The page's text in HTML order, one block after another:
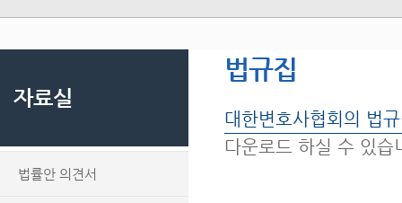
자료실
법률안 의견서
법규집
대한변호사협회의 법
다운로드 하실 수 있습